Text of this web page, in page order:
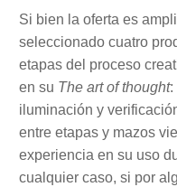
Si bien la oferta es
seleccionado cuatro
etapas del proceso
en su The art of thought:
iluminación y
entre etapas y mazos
experiencia en su uso
cualquier caso, si por